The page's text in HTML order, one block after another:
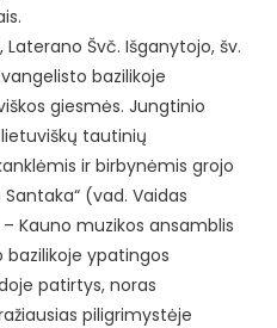
Laterano Švč. Išganytojo, šv.
bazilikoje
giesmės. Jungtinio
tautinių
ir birbynėmis grojo
(vad. Vaidas
Kauno muzikos ansamblis
bazilikoje ypatingos
patirtys, noras
piligrimystėje